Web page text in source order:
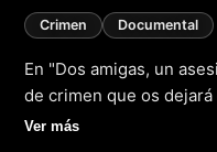
Crimen Documental
En "Dos amigas, un
de crimen que os
seréis testigos de un
Ver más